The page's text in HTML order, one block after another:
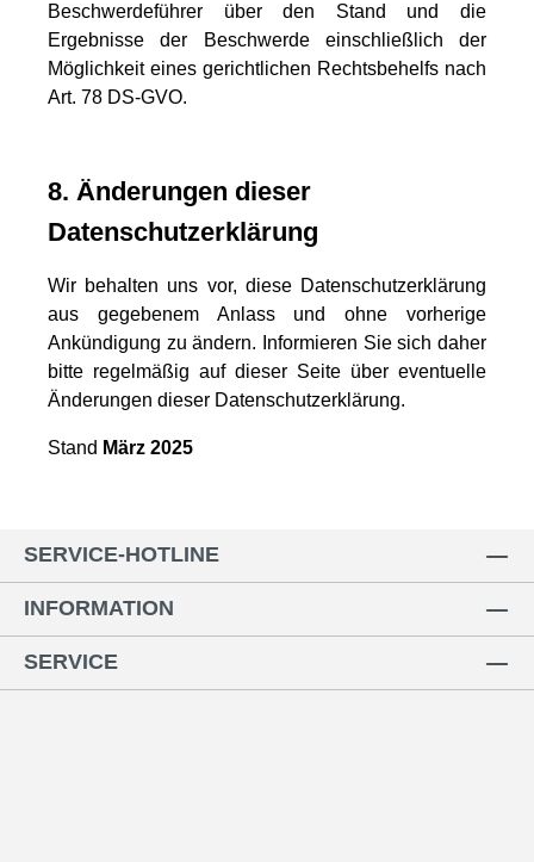
Beschwerdeführer über den Stand und die
Ergebnisse der Beschwerde einschließlich der
Möglichkeit eines gerichtlichen Rechtsbehelfs nach
Art. 78 DS-GVO.
8. Änderungen dieser
Datenschutzerklärung
Wir behalten uns vor, diese Datenschutzerklärung
aus gegebenem Anlass und ohne vorherige
Ankündigung zu ändern. Informieren Sie sich daher
bitte regelmäßig auf dieser Seite über eventuelle
Änderungen dieser Datenschutzerklärung.
Stand März 2025
SERVICE-HOTLINE
INFORMATION
SERVICE